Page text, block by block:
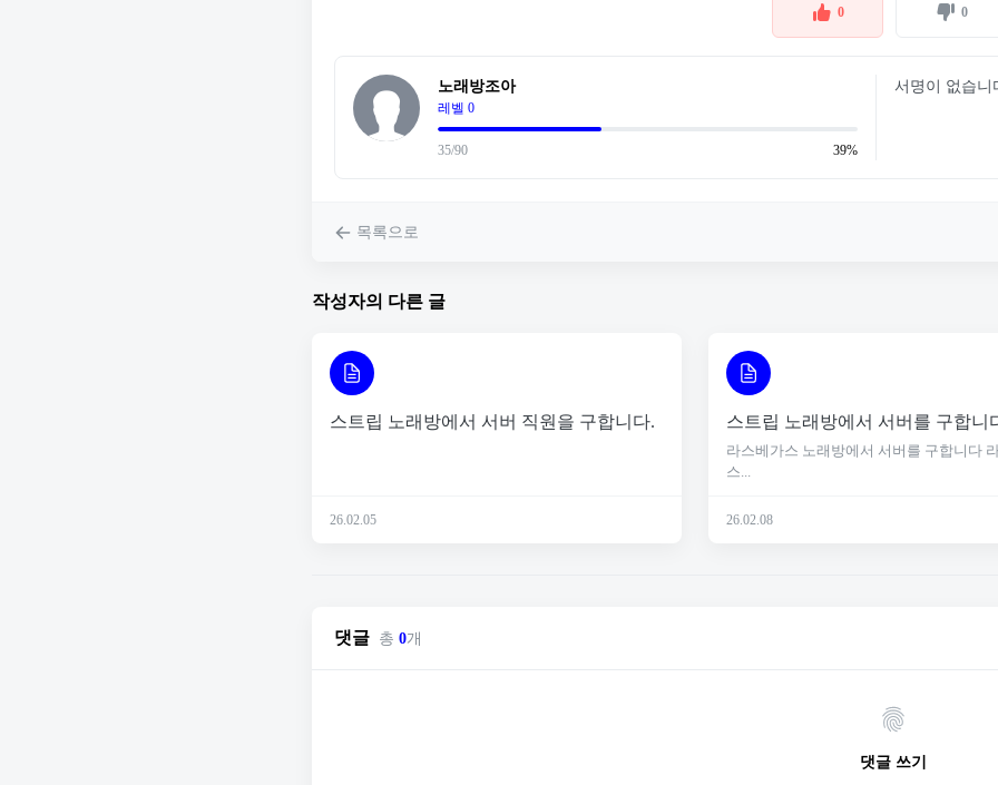
0 0
노래방조아
레벨 0
35/90 39%
서명이 없습니
목록으로
작성자의 다른 글
스트립 노래방에서 서버 직원을 구합니다.
26.02.05
스트립 노래방에서 서버를 구합니
라스베가스 노래방에서 서버를 구합니다
스...
26.02.08
댓글 총 0개
댓글 쓰기